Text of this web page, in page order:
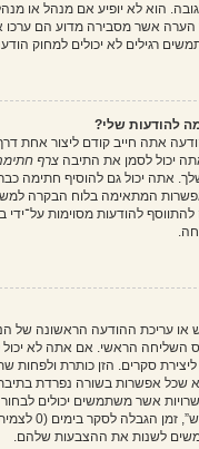
הוא לא יופיע אם מנהל או
הערה אשר מסבירה מדוע הם ערכו
רגילים לא יכולים למחוק
להודעות שלי?
אתה חייב קודם ליצור אחת
יכול לסמן את התיבה צרף
אתה יכול גם להוסיף חתימה
המתאימה בלוח הבקרה
להודעות מסוימות על־ידי
או עריכת ההודעה הראשונה של
השליחה הראשי. אם אתה לא יכול
סקרים. הזן כותרת ולפחות
שכל אפשרות בשורה נפרדת
אשר משתמשים יכולים
“אפשרויות
לשנות את ההצבעות שלהם.